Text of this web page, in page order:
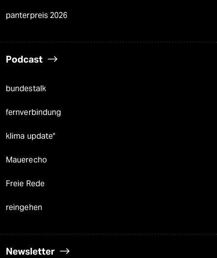
panterpreis 2026
Podcast
bundestalk
fernverbindung
klima update°
Mauerecho
Freie Rede
reingehen
Newsletter